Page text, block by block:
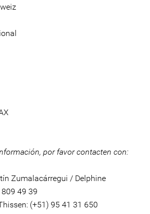
por favor contacten con:
Zumalacárregui / Delphine
809 49 39
(+51) 95 41 31 650